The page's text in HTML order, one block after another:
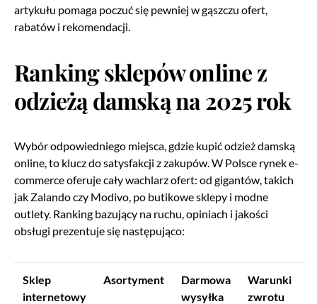
artykułu pomaga poczuć się pewniej w gąszczu ofert,
rabatów i rekomendacji.
Ranking sklepów online z
odzieżą damską na 2025 rok
Wybór odpowiedniego miejsca, gdzie kupić odzież damską
online, to klucz do satysfakcji z zakupów. W Polsce rynek e-
commerce oferuje cały wachlarz ofert: od gigantów, takich
jak Zalando czy Modivo, po butikowe sklepy i modne
outlety. Ranking bazujący na ruchu, opiniach i jakości
obsługi prezentuje się następująco:
Sklep
internetowy
Asortyment
Darmowa
wysyłka
Warunki
zwrotu